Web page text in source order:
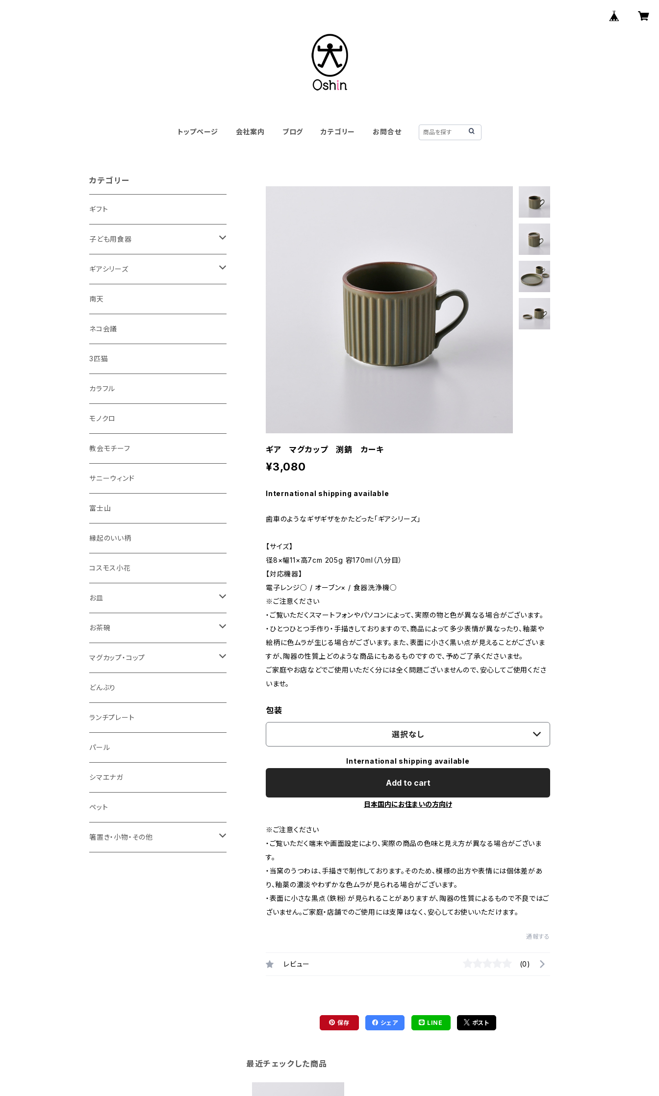
トップページ 会社案内 ブログ カテゴリー お問合せ
ギア マグカップ 渕錆 カーキ
¥3,080
International shipping available
歯車のようなギザギザをかたどった「ギアシリーズ」
【サイズ】
径8×幅11×高7cm 205g 容170ml（八分目）
【対応機器】
電子レンジ○ / オーブン× / 食器洗浄機○
※ご注意ください
・ご覧いただくスマートフォンやパソコンによって、実際の物と色が異なる場合がございます。
・ひとつひとつ手作り・手描きしておりますので、商品によって多少表情が異なったり、釉薬や
絵柄に色ムラが生じる場合がございます。また、表面に小さく黒い点が見えることがございま
すが、陶器の性質上どのような商品にもあるものですので、​予めご了承くださいませ。
ご家庭やお店などでご使用いただく分には全く問題ございませんので、安心してご使用くださ
いませ。
包装
選択なし
International shipping available
Add to cart
日本国内にお住まいの方向け
※ご注意ください
・ご覧いただく端末や画面設定により、実際の商品の色味と見え方が異なる場合がございま
す。
・当窯のうつわは、手描きで制作しております。そのため、模様の出方や表情には個体差があ
り、釉薬の濃淡やわずかな色ムラが見られる場合がございます。
・表面に小さな黒点（鉄粉）が見られることがありますが、陶器の性質によるもので不良ではご
ざいません。ご家庭・店舗でのご使用には支障はなく、安心してお使いいただけます。
通報する
レビュー (0)
保存 シェア LINE ポスト
最近チェックした商品
カテゴリー
ギフト
子ども用食器
・恐竜
・のりもの
・彩花
・どうぶつ
・小鳥
シマエナガ
ギアシリーズ
大皿
中皿
小皿
マグカップ
コップ
花瓶
セット品
南天
ネコ会議
3匹猫
カラフル
モノクロ
教会モチーフ
サニーウィンド
富士山
縁起のいい柄
コスモス小花
お皿
角皿
丸皿
仕切り皿
お茶碗
大サイズ
小サイズ
マグカップ・コップ
マグカップ（大）
マグカップ（小）
湯のみ
ミニカップ
どんぶり
ランチプレート
パール
シマエナガ
ペット
箸置き・小物・その他